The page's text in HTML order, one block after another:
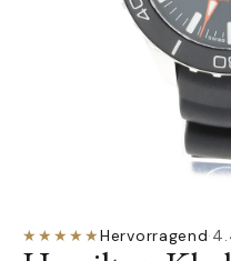
★★★★★Hervorragend·